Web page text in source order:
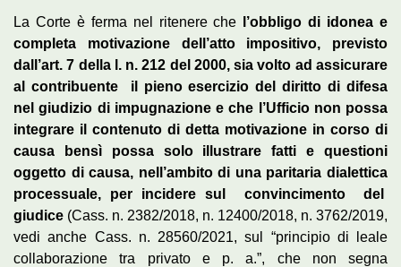
La Corte è ferma nel ritenere che
l’obbligo di idonea e
completa motivazione dell’atto impositivo, previsto
dall’art. 7 della l. n. 212 del 2000, sia volto ad assicurare
al contribuente il pieno esercizio del diritto di difesa
nel giudizio di impugnazione e che l’Ufficio non possa
integrare il contenuto di detta motivazione in corso di
causa bensì possa solo illustrare fatti e questioni
oggetto di causa, nell’ambito di una paritaria dialettica
processuale, per incidere sul convincimento del
giudice (Cass. n. 2382/2018, n. 12400/2018, n. 3762/2019,
vedi anche Cass. n. 28560/2021, sul “principio di leale
collaborazione tra privato e p. a.”, che non segna